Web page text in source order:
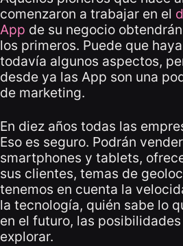
comenzaron a trabajar en el
App de su negocio
los primeros. Puede que
todavía algunos aspectos,
desde ya las App son una
de marketing.
En diez años todas las
Eso es seguro. Podrán
smartphones y tablets,
sus clientes, temas de
tenemos en cuenta la
la tecnología, quién sabe lo
en el futuro, las
explorar.